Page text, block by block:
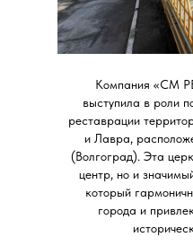
Компания «СМ
выступила в роли
реставрации
и Лавра,
(Волгоград). Эта
центр, но и
который
города и